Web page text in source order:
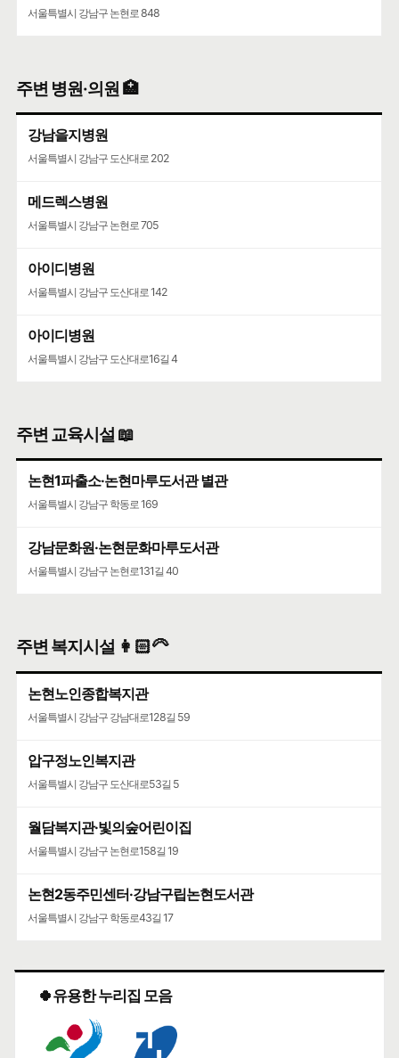
서울특별시 강남구 논현로 848
주변 병원·의원 🏥
강남을지병원
서울특별시 강남구 도산대로 202
메드렉스병원
서울특별시 강남구 논현로 705
아이디병원
서울특별시 강남구 도산대로 142
아이디병원
서울특별시 강남구 도산대로16길 4
주변 교육시설 📖
논현1파출소·논현마루도서관 별관
서울특별시 강남구 학동로 169
강남문화원·논현문화마루도서관
서울특별시 강남구 논현로131길 40
주변 복지시설 👩🏻‍🦳
논현노인종합복지관
서울특별시 강남구 강남대로128길 59
압구정노인복지관
서울특별시 강남구 도산대로53길 5
월담복지관·빛의숲어린이집
서울특별시 강남구 논현로158길 19
논현2동주민센터·강남구립논현도서관
서울특별시 강남구 학동로43길 17
🍀유용한 누리집 모음